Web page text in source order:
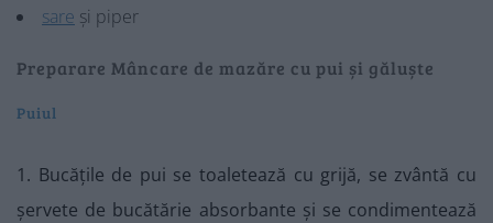
sare și piper
Preparare Mâncare de mazăre cu pui și găluște
Puiul
1. Bucățile de pui se toaletează cu grijă, se zvântă cu
șervete de bucătărie absorbante și se condimentează